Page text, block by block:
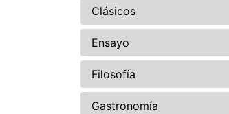
Clásicos
Ensayo
Filosofía
Gastronomía